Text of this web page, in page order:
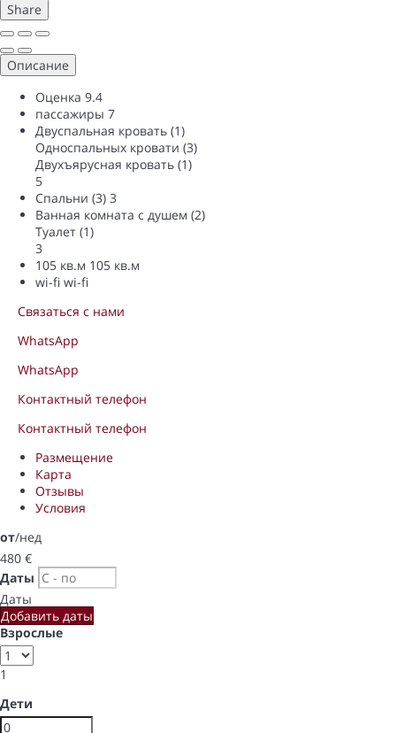
Share
Описание
Оценка 9.4
пассажиры 7
Двуспальная кровать (1)
Односпальных кровати (3)
Двухъярусная кровать (1)
5
Спальни (3) 3
Ванная комната с душем (2)
Туалет (1)
3
105 кв.м 105 кв.м
wi-fi wi-fi
Связаться с нами
WhatsApp
WhatsApp
Контактный телефон
Контактный телефон
Размещение
Карта
Отзывы
Условия
от/нед
480 €
Даты
Даты
Добавить даты
Взрослые
1
Дети